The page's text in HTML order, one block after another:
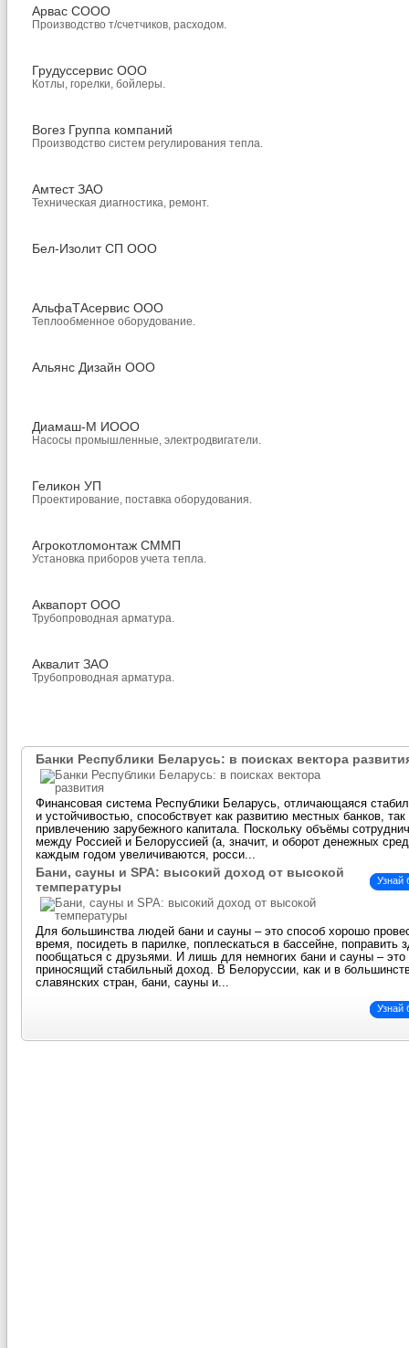
Арвас СООО
Производство т/счетчиков, расходом.
Грудуссервис ООО
Котлы, горелки, бойлеры.
Вогез Группа компаний
Производство систем регулирования тепла.
Амтест ЗАО
Техническая диагностика, ремонт.
Бел-Изолит СП ООО
АльфаТАсервис ООО
Теплообменное оборудование.
Альянс Дизайн ООО
Диамаш-М ИООО
Насосы промышленные, электродвигатели.
Геликон УП
Проектирование, поставка оборудования.
Агрокотломонтаж СММП
Установка приборов учета тепла.
Аквапорт ООО
Трубопроводная арматура.
Аквалит ЗАО
Трубопроводная арматура.
Банки Республики Беларусь: в поисках вектора
Финансовая система Республики Беларусь, отличающаяся
и устойчивостью, способствует как развитию местных банков, так
привлечению зарубежного капитала. Поскольку объёмы
между Россией и Белоруссией (а, значит, и оборот денежных
каждым годом увеличиваются, росси...
Узнай
Бани, сауны и SPA: высокий доход от высокой
температуры
Для большинства людей бани и сауны – это способ хорошо
время, посидеть в парилке, поплескаться в бассейне, поправить
пообщаться с друзьями. И лишь для немногих бани и сауны – это
приносящий стабильный доход. В Белоруссии, как и в
славянских стран, бани, сауны и...
Узнай